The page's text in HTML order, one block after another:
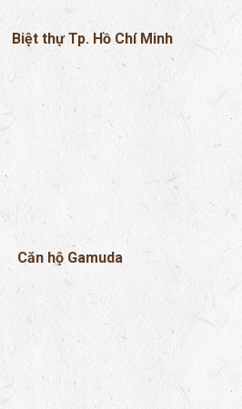
Biệt thự Tp. Hồ Chí Minh
Căn hộ Gamuda